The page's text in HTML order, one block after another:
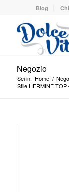
Blog
Negozio
Sei in: Home /
Stile HERMINE